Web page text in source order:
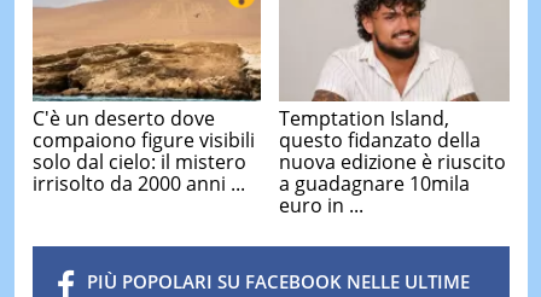
C'è un deserto dove
compaiono figure visibili
solo dal cielo: il mistero
irrisolto da 2000 anni ...
Temptation Island,
questo fidanzato della
nuova edizione è riuscito
a guadagnare 10mila
euro in ...
PIÙ POPOLARI SU FACEBOOK NELLE ULTIME